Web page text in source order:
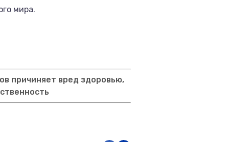
мира.
причиняет вред здоровью,